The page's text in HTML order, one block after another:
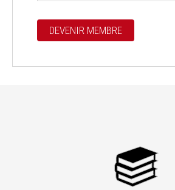
DEVENIR MEMBRE